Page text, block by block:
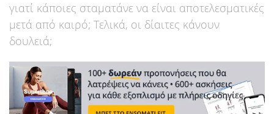
γιατί κάποιες σταματάνε να είναι αποτελεσματικές
μετά από καιρό; Τελικά, οι δίαιτες κάνουν
δουλειά;